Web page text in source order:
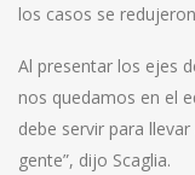
los casos se
Al presentar los ejes
nos quedamos en el
debe servir para
gente”, dijo Scaglia.